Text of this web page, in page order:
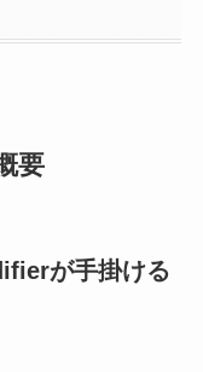
要
が手掛ける